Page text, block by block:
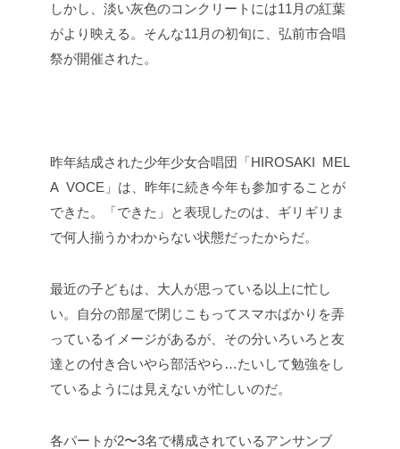
しかし、淡い灰色のコンクリートには11月の紅葉
がより映える。そんな11月の初旬に、弘前市合唱
祭が開催された。
昨年結成された少年少女合唱団「HIROSAKI MEL
A VOCE」は、昨年に続き今年も参加することが
できた。「できた」と表現したのは、ギリギリま
で何人揃うかわからない状態だったからだ。
最近の子どもは、大人が思っている以上に忙し
い。自分の部屋で閉じこもってスマホばかりを弄
っているイメージがあるが、その分いろいろと友
達との付き合いやら部活やら…たいして勉強をし
ているようには見えないが忙しいのだ。
各パートが2〜3名で構成されているアンサンブ